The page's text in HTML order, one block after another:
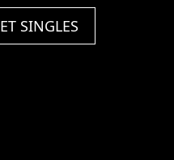
SINGLES